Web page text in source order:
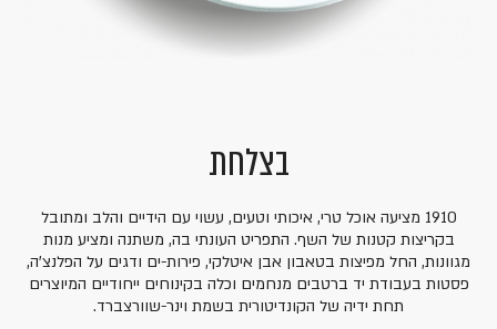
בצלחת
1910 מציעה אוכל טרי, איכותי וטעים, עשוי עם הידיים והלב ומתובל
בקריצות קטנות של השף. התפריט העונתי בה, משתנה ומציע מנות
מגוונות, החל מפיצות בטאבון אבן איטלקי, פירות-ים ודגים על הפלנצ'ה,
פסטות בעבודת יד ברטבים מנחמים וכלה בקינוחים ייחודיים המיוצרים
תחת ידיה של הקונדיטורית בשמת וינר-שוורצברד.